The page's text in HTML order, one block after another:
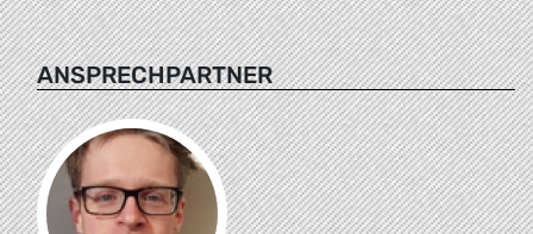
ANSPRECHPARTNER